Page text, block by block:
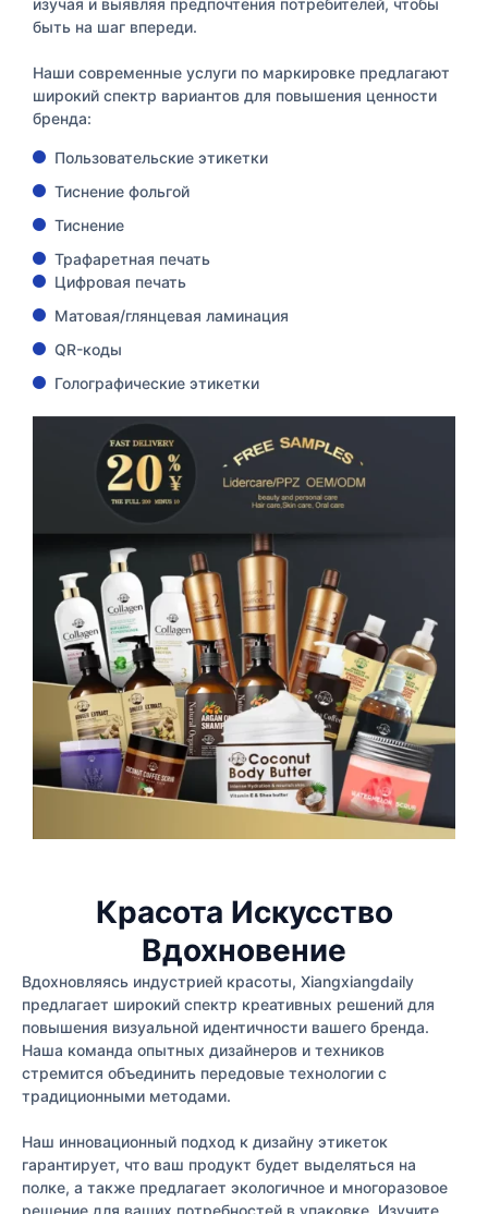
изучая и выявляя предпочтения потребителей, чтобы
быть на шаг впереди.
Наши современные услуги по маркировке предлагают
широкий спектр вариантов для повышения ценности
бренда:
Пользовательские этикетки
Тиснение фольгой
Тиснение
Трафаретная печать
Цифровая печать
Матовая/глянцевая ламинация
QR-коды
Голографические этикетки
Красота Искусство
Вдохновение
Вдохновляясь индустрией красоты, Xiangxiangdaily
предлагает широкий спектр креативных решений для
повышения визуальной идентичности вашего бренда.
Наша команда опытных дизайнеров и техников
стремится объединить передовые технологии с
традиционными методами.
Наш инновационный подход к дизайну этикеток
гарантирует, что ваш продукт будет выделяться на
полке, а также предлагает экологичное и многоразовое
решение для ваших потребностей в упаковке. Изучите